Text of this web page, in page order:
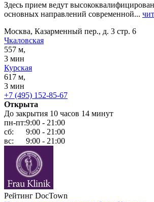
Здесь прием ведут
основных направлений современной...
Москва, Казарменный пер., д. 3 стр. 6
Чкаловская
557 м,
3 мин
Курская
617 м,
3 мин
+7 (495) 152-85-67
Открыта
До закрытия 10 часов 14 минут
пн-пт:9:00 - 21:00
сб:
9:00 - 21:00
вс:
9:00 - 21:00
Рейтинг DocTown